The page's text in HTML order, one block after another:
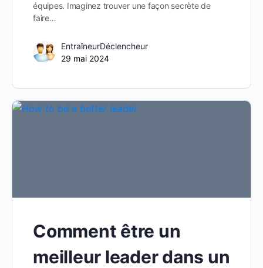
équipes. Imaginez trouver une façon secrète de
faire…
EntraîneurDéclencheur
29 mai 2024
Comment être un
meilleur leader dans un